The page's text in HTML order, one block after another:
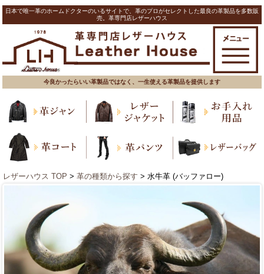
日本で唯一革のホームドクターのいるサイトで、革のプロがセレクトした最良の革製品を多数販
売。革専門店レザーハウス
今良かったらいい革製品ではなく、一生使える革製品を提供します
レザーハウス TOP > 革の種類から探す > 水牛革 (バッファロー)